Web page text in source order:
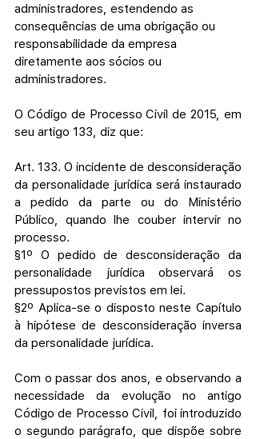
administradores, estendendo as
consequências de uma obrigação ou
responsabilidade da empresa
diretamente aos sócios ou
administradores.
O Código de Processo Civil de 2015, em
seu artigo 133, diz que:
Art. 133. O incidente de desconsideração
da personalidade jurídica será instaurado
a pedido da parte ou do Ministério
Público, quando lhe couber intervir no
processo.
§1º O pedido de desconsideração da
personalidade jurídica observará os
pressupostos previstos em lei.
§2º Aplica-se o disposto neste Capítulo
à hipótese de desconsideração inversa
da personalidade jurídica.
Com o passar dos anos, e observando a
necessidade da evolução no antigo
Código de Processo Civil, foi introduzido
o segundo parágrafo, que dispõe sobre